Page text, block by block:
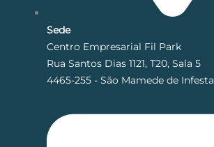
Sede
Centro Empresarial Fil Park
Rua Santos Dias 1121, T20, Sala 5
4465-255 - São Mamede de Infesta